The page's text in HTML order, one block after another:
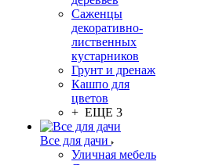
Саженцы
декоративно-
лиственных
кустарников
Грунт и дренаж
Кашпо для
цветов
+ ЕЩЕ 3
Все для дачи
Уличная мебель